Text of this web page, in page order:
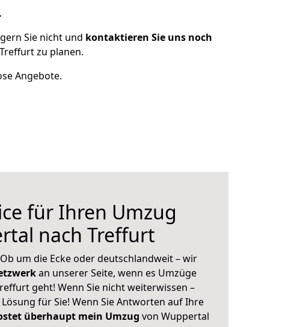
Sie nicht und kontaktieren Sie uns noch
zu planen.
Angebote.
für Ihren Umzug
nach Treffurt
um die Ecke oder deutschlandweit – wir
an unserer Seite, wenn es Umzüge
geht! Wenn Sie nicht weiterwissen –
für Sie! Wenn Sie Antworten auf Ihre
überhaupt mein Umzug von Wuppertal